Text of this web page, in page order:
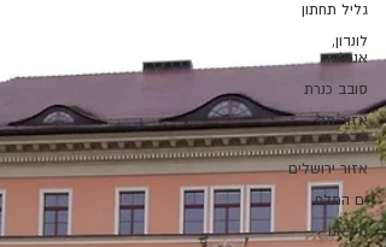
גליל תחתון
לונדון,
אנגליה
סובב כנרת
אזור תל
אביב
אזור ירושלים
ים המלח
מילאנו